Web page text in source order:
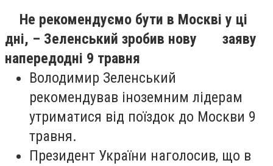
Не рекомендуємо бути в Москві у ці
дні, – Зеленський зробив нову заяву
напередодні 9 травня
Володимир Зеленський
рекомендував іноземним лідерам
утриматися від поїздок до Москви 9
травня.
Президент України наголосив, що в